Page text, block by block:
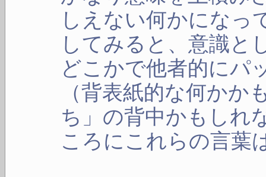
しえない何かになっ
してみると、意識と
どこかで他者的にパ
（背表紙的な何かか
ち」の背中かもしれ
ころにこれらの言葉